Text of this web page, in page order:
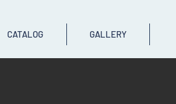
CATALOG GALLERY